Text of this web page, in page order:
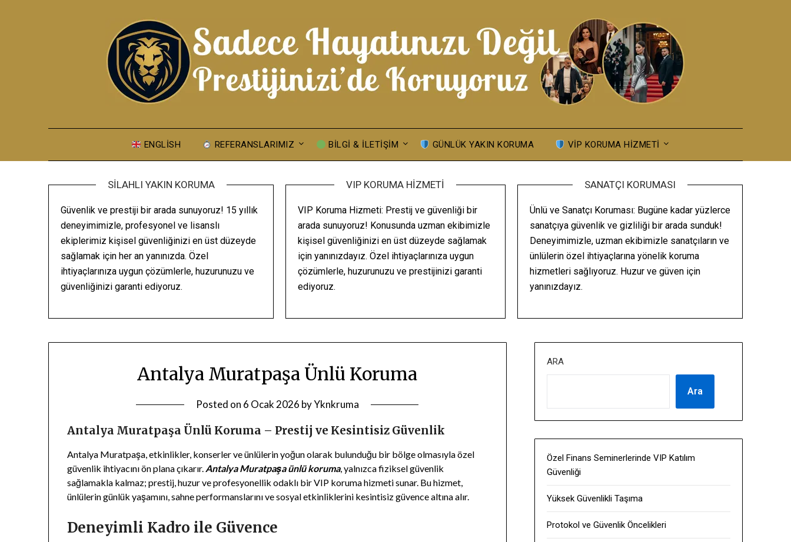
ENGLISH REFERANSLARIMIZ BILGI & İLETIŞIM GÜNLÜK YAKIN KORUMA VIP KORUMA HIZMETI
SILAHLI YAKIN KORUMA
Güvenlik ve prestiji bir arada sunuyoruz! 15 yıllık
deneyimimizle, profesyonel ve lisanslı
ekiplerimiz kişisel güvenliğinizi en üst düzeyde
sağlamak için her an yanınızda. Özel
ihtiyaçlarınıza uygun çözümlerle, huzurunuzu ve
güvenliğinizi garanti ediyoruz.
VIP KORUMA HIZMETI
VIP Koruma Hizmeti: Prestij ve güvenliği bir
arada sunuyoruz! Konusunda uzman ekibimizle
kişisel güvenliğinizi en üst düzeyde sağlamak
için yanınızdayız. Özel ihtiyaçlarınıza uygun
çözümlerle, huzurunuzu ve prestijinizi garanti
ediyoruz.
SANATÇI KORUMASI
Ünlü ve Sanatçı Koruması: Bugüne kadar yüzlerce
sanatçıya güvenlik ve gizliliği bir arada sunduk!
Deneyimimizle, uzman ekibimizle sanatçıların ve
ünlülerin özel ihtiyaçlarına yönelik koruma
hizmetleri sağlıyoruz. Huzur ve güven için
yanınızdayız.
Antalya Muratpaşa Ünlü Koruma
Posted on 6 Ocak 2026 byYknkruma
Antalya Muratpaşa Ünlü Koruma – Prestij ve Kesintisiz Güvenlik
Antalya Muratpaşa, etkinlikler, konserler ve ünlülerin yoğun olarak bulunduğu bir bölge olmasıyla özel
güvenlik ihtiyacını ön plana çıkarır. Antalya Muratpaşa ünlü koruma, yalnızca fiziksel güvenlik
sağlamakla kalmaz; prestij, huzur ve profesyonellik odaklı bir VIP koruma hizmeti sunar. Bu hizmet,
ünlülerin günlük yaşamını, sahne performanslarını ve sosyal etkinliklerini kesintisiz güvence altına alır.
Deneyimli Kadro ile Güvence
ARA
Ara
Özel Finans Seminerlerinde VIP Katılım
Güvenliği
Yüksek Güvenlikli Taşıma
Protokol ve Güvenlik Öncelikleri